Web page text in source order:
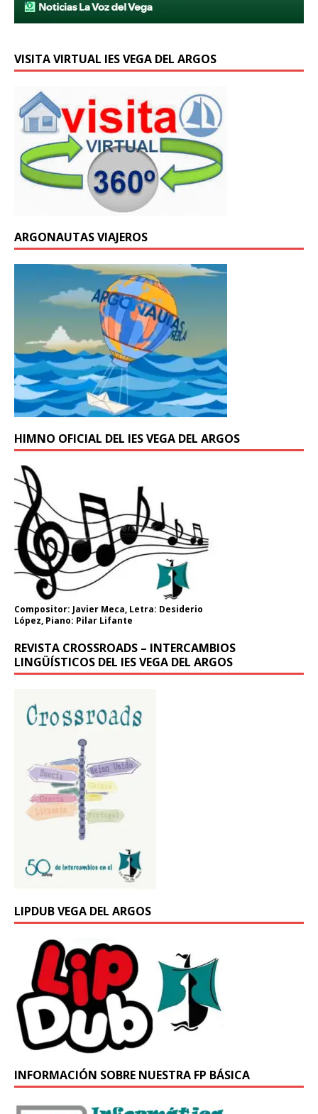
VISITA VIRTUAL IES VEGA DEL ARGOS
ARGONAUTAS VIAJEROS
HIMNO OFICIAL DEL IES VEGA DEL ARGOS
Compositor: Javier Meca, Letra: Desiderio
López, Piano: Pilar Lifante
REVISTA CROSSROADS – INTERCAMBIOS
LINGÜÍSTICOS DEL IES VEGA DEL ARGOS
LIPDUB VEGA DEL ARGOS
INFORMACIÓN SOBRE NUESTRA FP BÁSICA